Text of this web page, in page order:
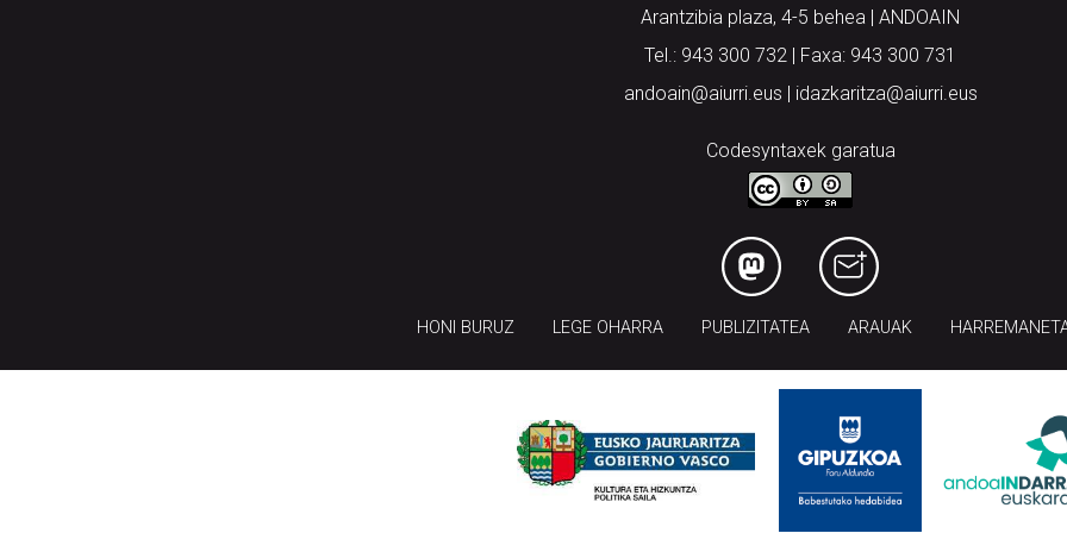
Arantzibia plaza, 4-5 behea | ANDOAIN
Tel.: 943 300 732 | Faxa: 943 300 731
andoain@aiurri.eus | idazkaritza@aiurri.eus
Codesyntaxek garatua
HONI BURUZ LEGE OHARRA PUBLIZITATEA ARAUAK